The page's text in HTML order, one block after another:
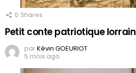
0 Shares
Petit conte patriotique lorrain
parKévin GOEURIOT
5 mois ago